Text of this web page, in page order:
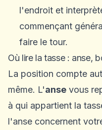
l'endroit et
commençant
faire le tour.
Où lire la tasse : anse,
La position compte
même. L'anse vous
à qui appartient la
l'anse concernent